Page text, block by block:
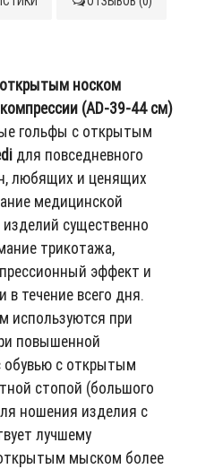
носком
компрессии (AD-39-44 см)
гольфы с открытым
для повседневного
любящих и ценящих
медицинской
существенно
трикотажа,
эффект и
течение всего дня.
при
повышенной
обувью с открытым
стопой (большого
ношения изделия с
лучшему
мыском более